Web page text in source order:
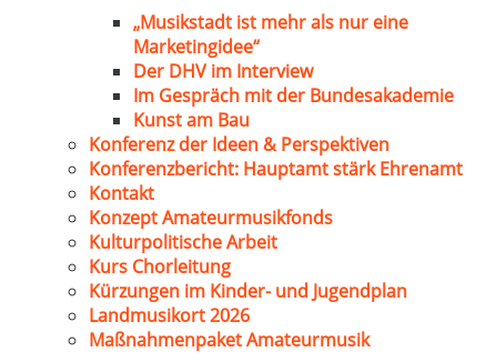
„Musikstadt ist mehr als nur eine
Marketingidee“
Der DHV im Interview
Im Gespräch mit der Bundesakademie
Kunst am Bau
Konferenz der Ideen & Perspektiven
Konferenzbericht: Hauptamt stärk Ehrenamt
Kontakt
Konzept Amateurmusikfonds
Kulturpolitische Arbeit
Kurs Chorleitung
Kürzungen im Kinder- und Jugendplan
Landmusikort 2026
Maßnahmenpaket Amateurmusik